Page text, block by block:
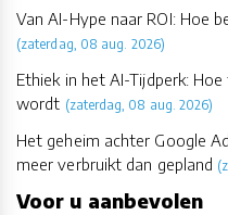
Van AI-Hype naar ROI: Hoe
(zaterdag, 08 aug. 2026)
Ethiek in het AI-Tijdperk:
wordt (zaterdag, 08 aug. 2026)
Het geheim achter Google
meer verbruikt dan gepland
Voor u aanbevolen